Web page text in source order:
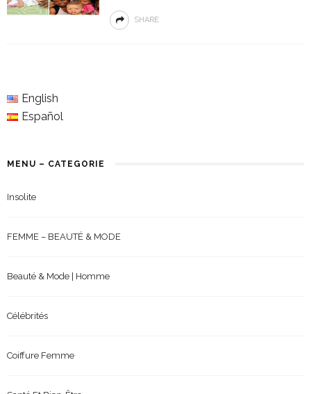
SHARE
English
Español
MENU – CATEGORIE
Insolite
FEMME – BEAUTÉ & MODE
Beauté & Mode | Homme
Célébrités
Coiffure Femme